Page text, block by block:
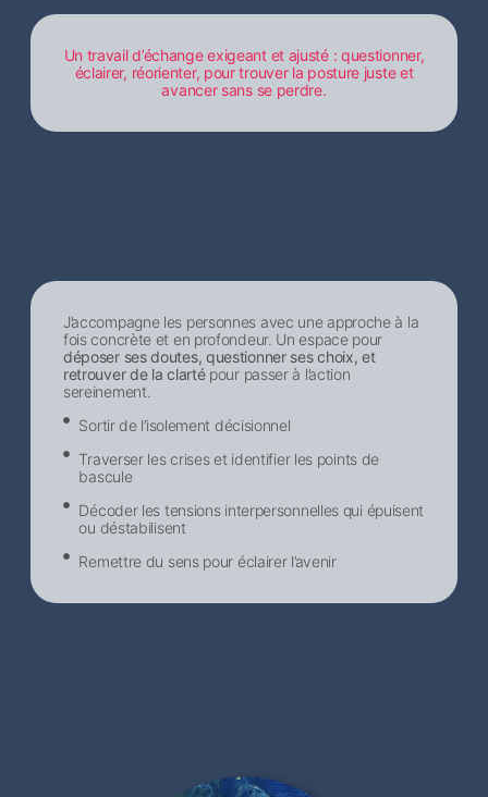
Un travail d’échange exigeant et ajusté : questionner,
éclairer, réorienter, pour trouver la posture juste et
avancer sans se perdre.
J’accompagne les personnes avec une approche à la
fois concrète et en profondeur. Un espace pour
déposer ses doutes, questionner ses choix, et
retrouver de la clartépour passer à l’action
sereinement.
Sortir de l’isolement décisionnel​
Traverser les crises et identifier les points de
bascule
Décoder les tensions interpersonnelles qui épuisent
ou déstabilisent
Remettre du sens pour éclairer l’avenir